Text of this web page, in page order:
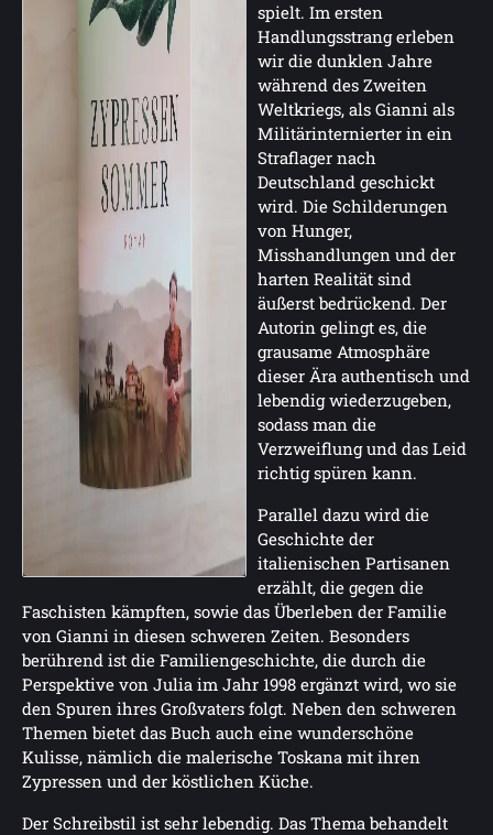
spielt. Im ersten
Handlungsstrang erleben
wir die dunklen Jahre
während des Zweiten
Weltkriegs, als Gianni als
Militärinternierter in ein
Straflager nach
Deutschland geschickt
wird. Die Schilderungen
von Hunger,
Misshandlungen und der
harten Realität sind
äußerst bedrückend. Der
Autorin gelingt es, die
grausame Atmosphäre
dieser Ära authentisch und
lebendig wiederzugeben,
sodass man die
Verzweiflung und das Leid
richtig spüren kann.
Parallel dazu wird die
Geschichte der
italienischen Partisanen
erzählt, die gegen die
Faschisten kämpften, sowie das Überleben der Familie
von Gianni in diesen schweren Zeiten. Besonders
berührend ist die Familiengeschichte, die durch die
Perspektive von Julia im Jahr 1998 ergänzt wird, wo sie
den Spuren ihres Großvaters folgt. Neben den schweren
Themen bietet das Buch auch eine wunderschöne
Kulisse, nämlich die malerische Toskana mit ihren
Zypressen und der köstlichen Küche.
Der Schreibstil ist sehr lebendig. Das Thema behandelt